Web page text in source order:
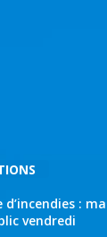
d’incendies :
vendredi